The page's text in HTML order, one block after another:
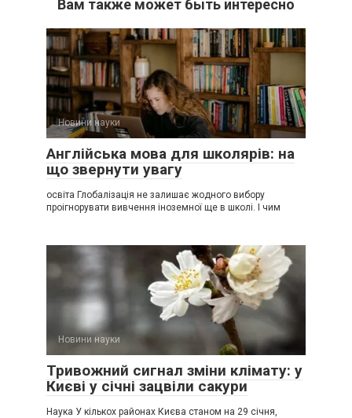
Вам также может быть интересно
Новини науки
Англійська мова для школярів: на
що звернути увагу
освіта Глобалізація не залишає жодного вибору
проігнорувати вивчення іноземної ще в школі. І чим
Новини науки
Тривожний сигнал зміни клімату: у
Києві у січні зацвіли сакури
Наука У кількох районах Києва станом на 29 січня,